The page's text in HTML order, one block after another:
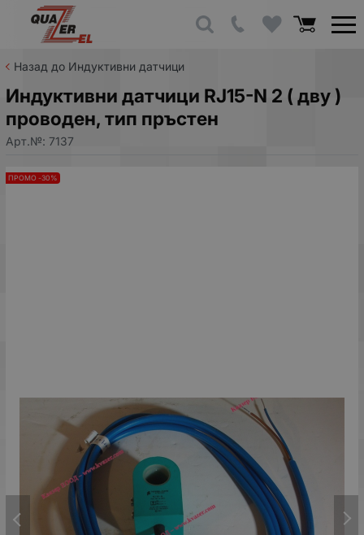
Назад до Индуктивни датчици
Индуктивни датчици RJ15-N 2 ( дву )
проводен, тип пръстен
Арт.№: 7137
ПРОМО -30%